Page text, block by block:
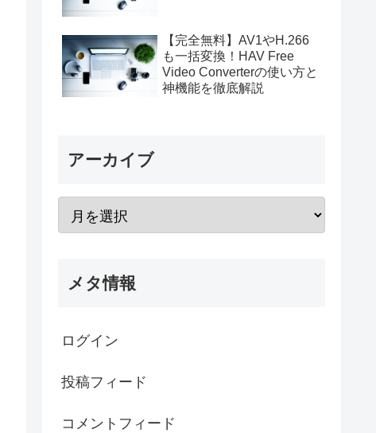
【完全無料】AV1やH.266
も一括変換！HAV Free
Video Converterの使い方と
神機能を徹底解説
アーカイブ
メタ情報
ログイン
投稿フィード
コメントフィード